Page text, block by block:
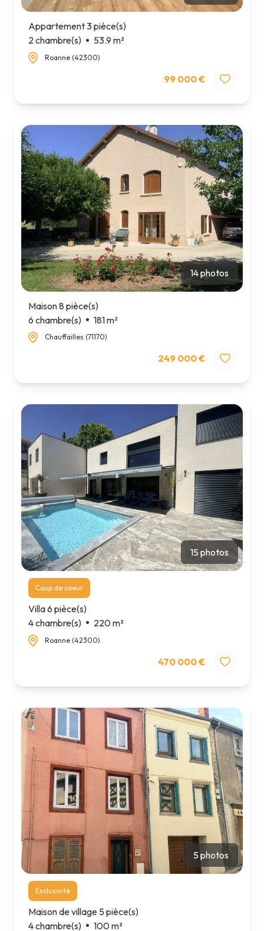
Appartement 3 pièce(s)
2 chambre(s)
53.9 m²
Roanne (42300)
99 000 €
14 photos
Maison 8 pièce(s)
6 chambre(s)
181 m²
Chauffailles (71170)
249 000 €
15 photos
Coup de coeur
Villa 6 pièce(s)
4 chambre(s)
220 m²
Roanne (42300)
470 000 €
5 photos
Exclusivité
Maison de village 5 pièce(s)
4 chambre(s)
100 m²